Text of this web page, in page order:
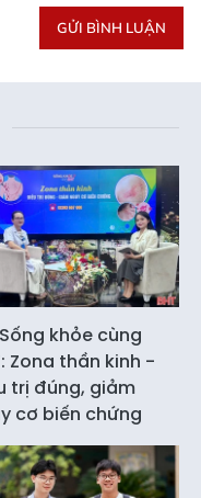
GỬI BÌNH LUẬN
Sống khỏe cùng
Zona thần kinh -
trị đúng, giảm
cơ biến chứng